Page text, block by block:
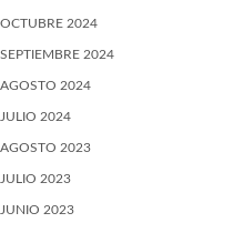
OCTUBRE 2024
SEPTIEMBRE 2024
AGOSTO 2024
JULIO 2024
AGOSTO 2023
JULIO 2023
JUNIO 2023